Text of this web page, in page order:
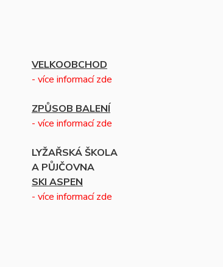
VELKOOBCHOD
- více informací zde
ZPŮSOB BALENÍ
- více informací zde
LYŽAŘSKÁ ŠKOLA
A PŮJČOVNA
SKI ASPEN
- více informací zde